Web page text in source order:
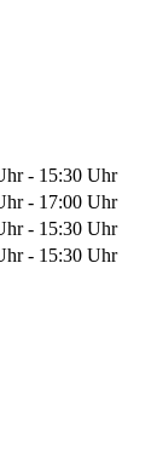
- 15:30 Uhr
- 17:00 Uhr
- 15:30 Uhr
- 15:30 Uhr